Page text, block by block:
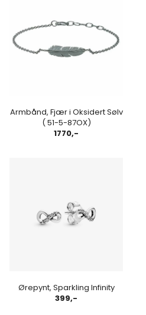
Armbånd, Fjær i Oksidert Sølv
( 51-5-87OX)
1770,-
Ørepynt, Sparkling Infinity
399,-